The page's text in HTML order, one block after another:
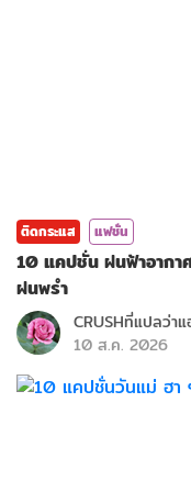
ติดกระแส แฟชั่น
10 แคปชั่น ฝนฟ้าอากา
ฝนพรำ
CRUSHที่แปลว่า
10 ส.ค. 2026